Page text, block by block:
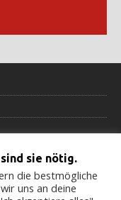
sie nötig.
die bestmögliche
uns an deine